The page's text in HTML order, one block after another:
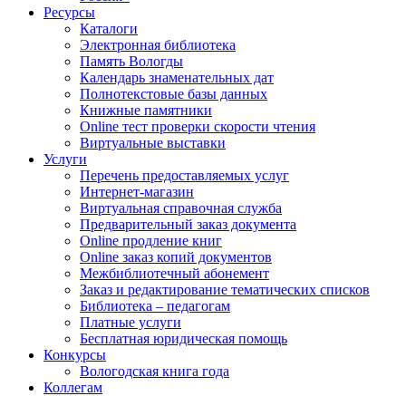
Ресурсы
Каталоги
Электронная библиотека
Память Вологды
Календарь знаменательных дат
Полнотекстовые базы данных
Книжные памятники
Online тест проверки скорости чтения
Виртуальные выставки
Услуги
Перечень предоставляемых услуг
Интернет-магазин
Виртуальная справочная служба
Предварительный заказ документа
Online продление книг
Online заказ копий документов
Межбиблиотечный абонемент
Заказ и редактирование тематических списков
Библиотека – педагогам
Платные услуги
Бесплатная юридическая помощь
Конкурсы
Вологодская книга года
Коллегам